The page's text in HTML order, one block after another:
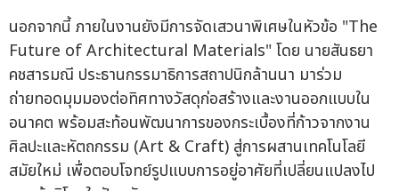
นอกจากนี้ ภายในงานยังมีการจัดเสวนาพิเศษในหัวข้อ "The
Future of Architectural Materials" โดย นายสันธยา
คชสารมณี ประธานกรรมาธิการสถาปนิกล้านนา มาร่วม
ถ่ายทอดมุมมองต่อทิศทางวัสดุก่อสร้างและงานออกแบบใน
อนาคต พร้อมสะท้อนพัฒนาการของกระเบื้องที่ก้าวจากงาน
ศิลปะและหัตถกรรม (Art & Craft) สู่การผสานเทคโนโลยี
สมัยใหม่ เพื่อตอบโจทย์รูปแบบการอยู่อาศัยที่เปลี่ยนแปลงไป